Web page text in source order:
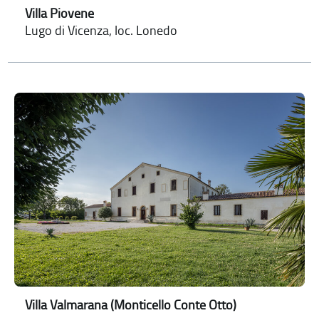
Villa Piovene
Lugo di Vicenza, loc. Lonedo
Villa Valmarana (Monticello Conte Otto)